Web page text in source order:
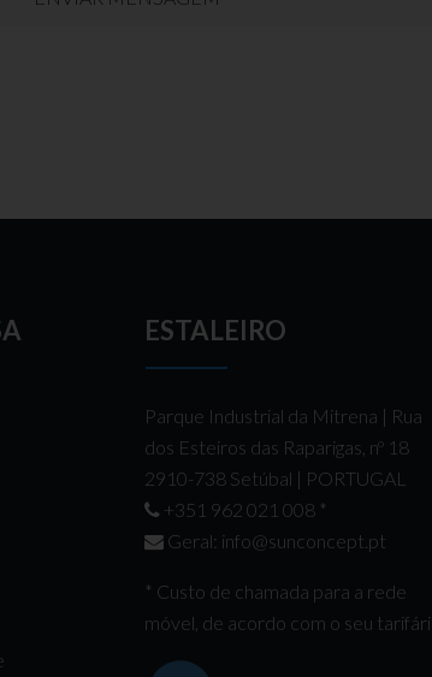
ESTALEIRO
Parque Industrial da Mitrena | Rua
dos Esteiros das Raparigas, nº 18
2910-738 Setúbal | PORTUGAL
+351 962 021 008 *
Geral: info@sunconcept.pt
* Custo de chamada para a rede
móvel, de acordo com o seu